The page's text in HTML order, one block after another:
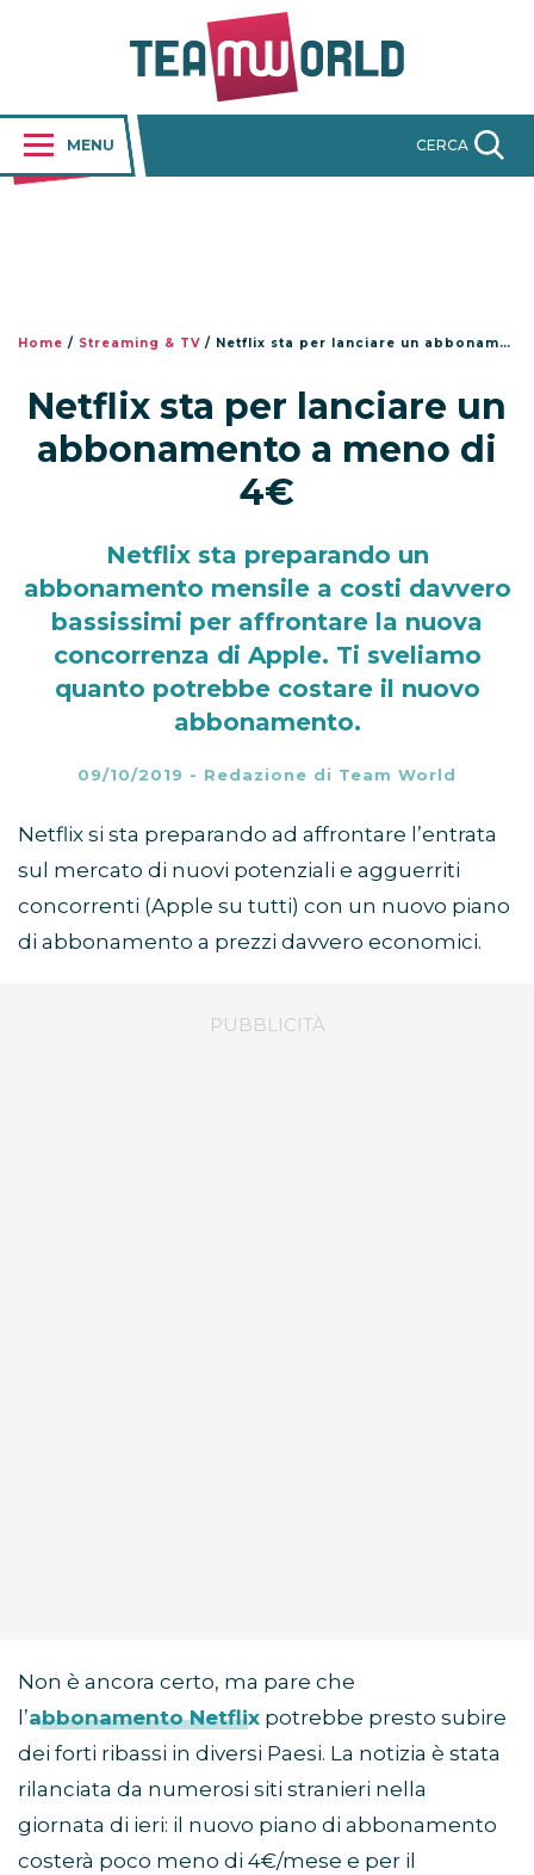
MENU CERCA
Home / Streaming & TV / Netflix sta per lanciare un abbonamento a meno di 4€
Netflix sta per lanciare un
abbonamento a meno di
4€
Netflix sta preparando un
abbonamento mensile a costi davvero
bassissimi per affrontare la nuova
concorrenza di Apple. Ti sveliamo
quanto potrebbe costare il nuovo
abbonamento.
09/10/2019 - Redazione di Team World
Netflix si sta preparando ad affrontare l’entrata
sul mercato di nuovi potenziali e agguerriti
concorrenti (Apple su tutti) con un nuovo piano
di abbonamento a prezzi davvero economici.
Non è ancora certo, ma pare che
l’abbonamento Netflix potrebbe presto subire
dei forti ribassi in diversi Paesi. La notizia è stata
rilanciata da numerosi siti stranieri nella
giornata di ieri: il nuovo piano di abbonamento
costerà poco meno di 4€/mese e per il